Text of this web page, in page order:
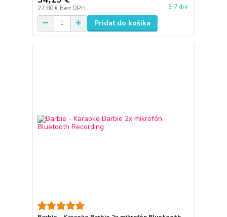
27,80 € bez DPH 3-7 dní
Pridať do košíka